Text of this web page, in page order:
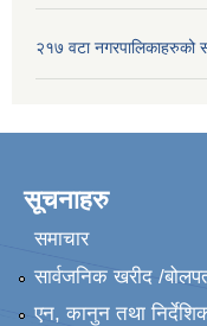
२१७ वटा नगरपालिकाहरुको
सूचनाहरु
समाचार
सार्वजनिक खरीद /
एन, कानुन तथा